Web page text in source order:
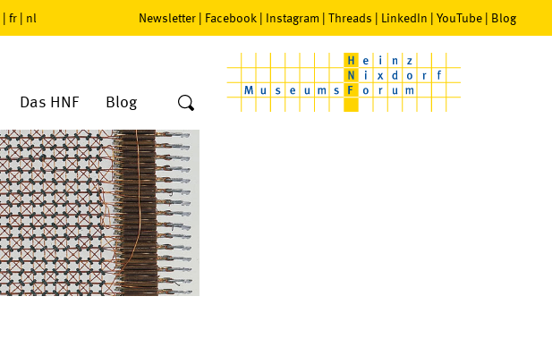
| fr | nl Newsletter | Facebook | Instagram | Threads | LinkedIn | YouTube | Blog
Das HNF Blog